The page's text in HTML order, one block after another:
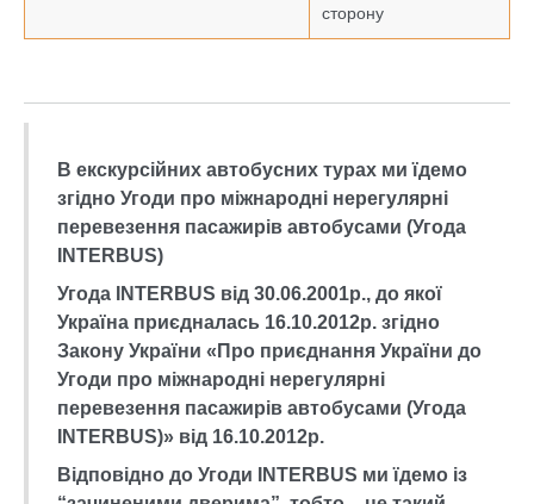
сторону
В екскурсійних автобусних турах ми їдемо
згідно Угоди про міжнародні нерегулярні
перевезення пасажирів автобусами (Угода
INTERBUS)
Угода INTERBUS від 30.06.2001р., до якої
Україна приєдналась 16.10.2012р. згідно
Закону України «Про приєднання України до
Угоди про міжнародні нерегулярні
перевезення пасажирів автобусами (Угода
INTERBUS)» від 16.10.2012р.
Відповідно до Угоди INTERBUS ми їдемо із